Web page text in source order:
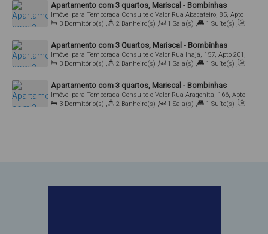
Apartamento com 3 quartos, Mariscal - Bombinhas
Consulte o Valor
Imóvel para Temporada
Rua Abacateiro, 85, Apto
102, 88215-000, Mariscal, Bombinhas, Santa Catarina, Brasil
3 Dormitório(s) , 2 Banheiro(s) , 1 Sala(s) , 1 Suíte(s) ,
Apartamento com 3 Quartos, Mariscal - Bombinhas
Consulte o Valor
Imóvel para Temporada
Rua Inajá, 157, Apto 201,
88215-000, Mariscal, Bombinhas, Santa Catarina, Brasil
3 Dormitório(s) , 2 Banheiro(s) , 1 Sala(s) , 1 Suíte(s) ,
Apartamento com 3 quartos, Mariscal - Bombinhas
Consulte o Valor
Imóvel para Temporada
Rua Aragonita, 166, Apto
103, 88215-000, Mariscal, Bombinhas, Santa Catarina, Brasil
3 Dormitório(s) , 2 Banheiro(s) , 1 Sala(s) , 1 Suíte(s) ,